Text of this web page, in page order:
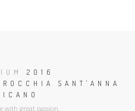
2016
SANT'ANNA
with great passion.